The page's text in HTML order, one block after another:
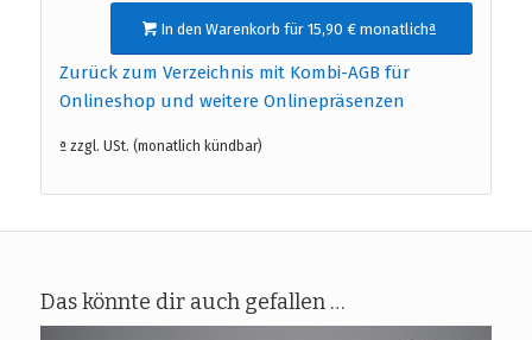
In den Warenkorb für 15,90 € monatlichª
Zurück zum Verzeichnis mit Kombi-AGB für
Onlineshop und weitere Onlinepräsenzen
ª zzgl. USt. (monatlich kündbar)
Das könnte dir auch gefallen …